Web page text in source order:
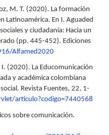
M. T. (2020). La formación
Latinoamérica. En I. Aguaded
y ciudadanía: Hacia un
(pp. 445-452). Ediciones
Alfamed2020
(2020). La Educomunicación
y académica colombiana
Revista Fuentes, 22, 1-
articulo?codigo=7440568
sobre comunicación.